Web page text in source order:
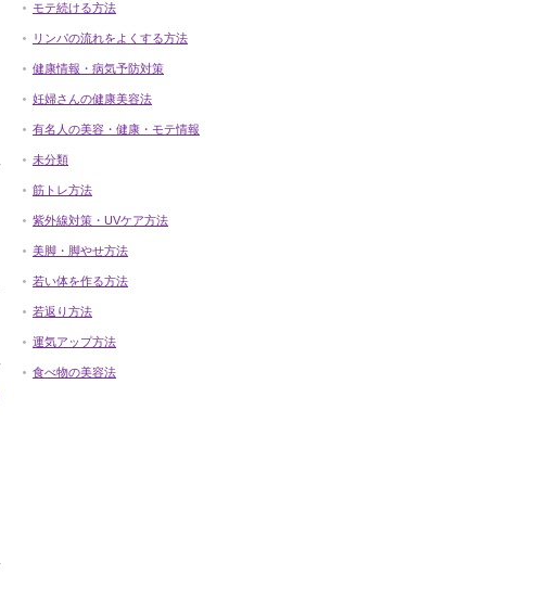
モテ続ける方法
リンパの流れをよくする方法
健康情報・病気予防対策
妊婦さんの健康美容法
有名人の美容・健康・モテ情報
未分類
筋トレ方法
紫外線対策・UVケア方法
美脚・脚やせ方法
若い体を作る方法
若返り方法
運気アップ方法
食べ物の美容法